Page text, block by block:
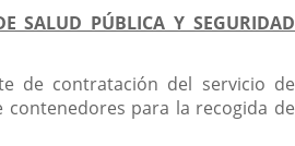
SALUD PÚBLICA Y SEGURIDAD
de contratación del servicio de
contenedores para la recogida de